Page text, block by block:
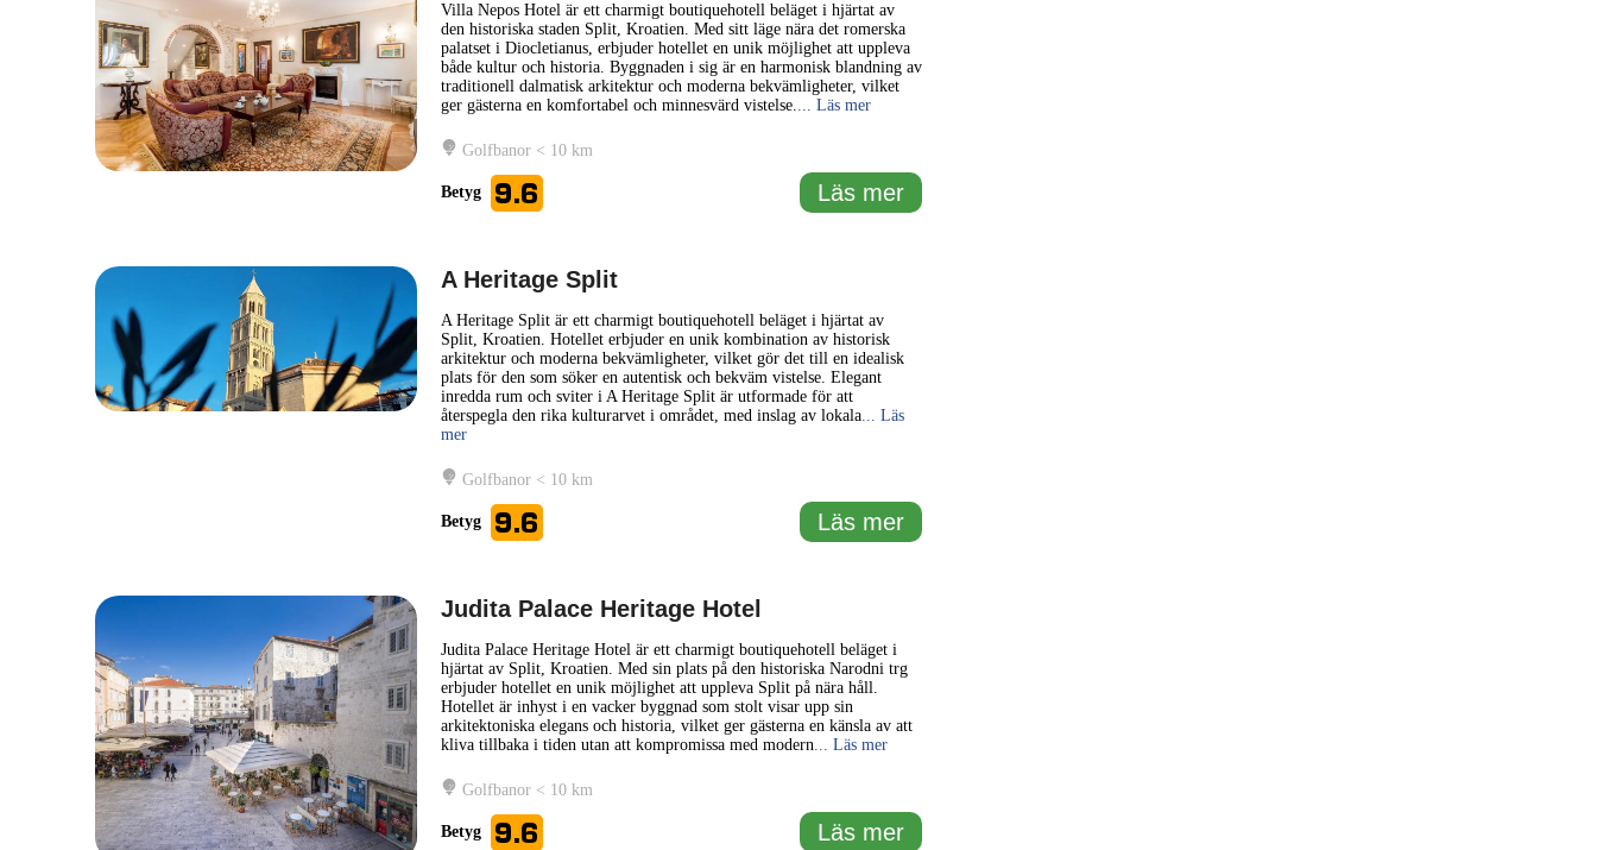
Villa Nepos Hotel är ett charmigt boutiquehotell beläget i hjärtat av
den historiska staden Split, Kroatien. Med sitt läge nära det romerska
palatset i Diocletianus, erbjuder hotellet en unik möjlighet att uppleva
både kultur och historia. Byggnaden i sig är en harmonisk blandning av
traditionell dalmatisk arkitektur och moderna bekvämligheter, vilket
ger gästerna en komfortabel och minnesvärd vistelse.... Läs mer
Golfbanor < 10 km
Betyg 9.6 Läs mer
A Heritage Split
A Heritage Split är ett charmigt boutiquehotell beläget i hjärtat av
Split, Kroatien. Hotellet erbjuder en unik kombination av historisk
arkitektur och moderna bekvämligheter, vilket gör det till en idealisk
plats för den som söker en autentisk och bekväm vistelse. Elegant
inredda rum och sviter i A Heritage Split är utformade för att
återspegla den rika kulturarvet i området, med inslag av lokala... Läs
mer
Golfbanor < 10 km
Betyg 9.6 Läs mer
Judita Palace Heritage Hotel
Judita Palace Heritage Hotel är ett charmigt boutiquehotell beläget i
hjärtat av Split, Kroatien. Med sin plats på den historiska Narodni trg
erbjuder hotellet en unik möjlighet att uppleva Split på nära håll.
Hotellet är inhyst i en vacker byggnad som stolt visar upp sin
arkitektoniska elegans och historia, vilket ger gästerna en känsla av att
kliva tillbaka i tiden utan att kompromissa med modern... Läs mer
Golfbanor < 10 km
Betyg 9.6 Läs mer